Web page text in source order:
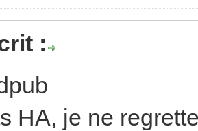
:
HA, je ne